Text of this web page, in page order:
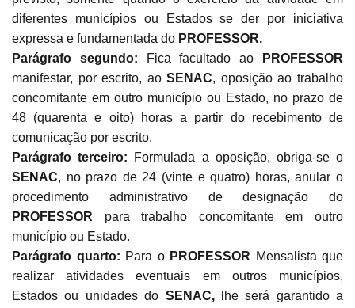
diferentes municípios ou Estados se der por iniciativa
expressa e fundamentada do PROFESSOR.
Parágrafo segundo:
Fica facultado ao
PROFESSOR
manifestar, por escrito, aoSENAC, oposição ao trabalho
concomitante em outro município ou Estado, no prazo de
48 (quarenta e oito) horas a partir do recebimento de
comunicação por escrito.
Parágrafo terceiro: Formulada a oposição, obriga-se o
SENAC, no prazo de 24 (vinte e quatro) horas, anular o
procedimento administrativo de designação do
PROFESSOR para trabalho concomitante em outro
município ou Estado.
Parágrafo quarto: Para o PROFESSOR Mensalista que
realizar atividades eventuais em outros municípios,
Estados ou unidades do SENAC,
lhe será garantido a